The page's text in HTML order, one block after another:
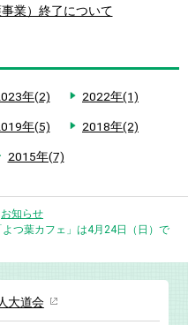
業）終了について
年(2) 2022年(1)
年(5) 2018年(2)
2015年(7)
お知らせ
つ葉カフェ」は4月24日（日）で
大道会